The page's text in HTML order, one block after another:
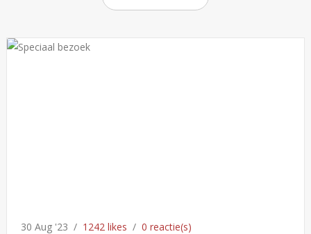
30 Aug '23 / 1242 likes / 0 reactie(s)